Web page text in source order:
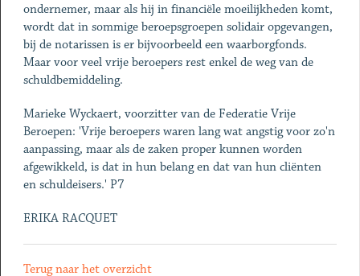
ondernemer, maar als hij in financiële moeilijkheden komt,
wordt dat in sommige beroepsgroepen solidair opgevangen,
bij de notarissen is er bijvoorbeeld een waarborgfonds.
Maar voor veel vrije beroepers rest enkel de weg van de
schuldbemiddeling.
Marieke Wyckaert, voorzitter van de Federatie Vrije
Beroepen: 'Vrije beroepers waren lang wat angstig voor zo'n
aanpassing, maar als de zaken proper kunnen worden
afgewikkeld, is dat in hun belang en dat van hun cliënten
en schuldeisers.' P7
ERIKA RACQUET
Terug naar het overzicht